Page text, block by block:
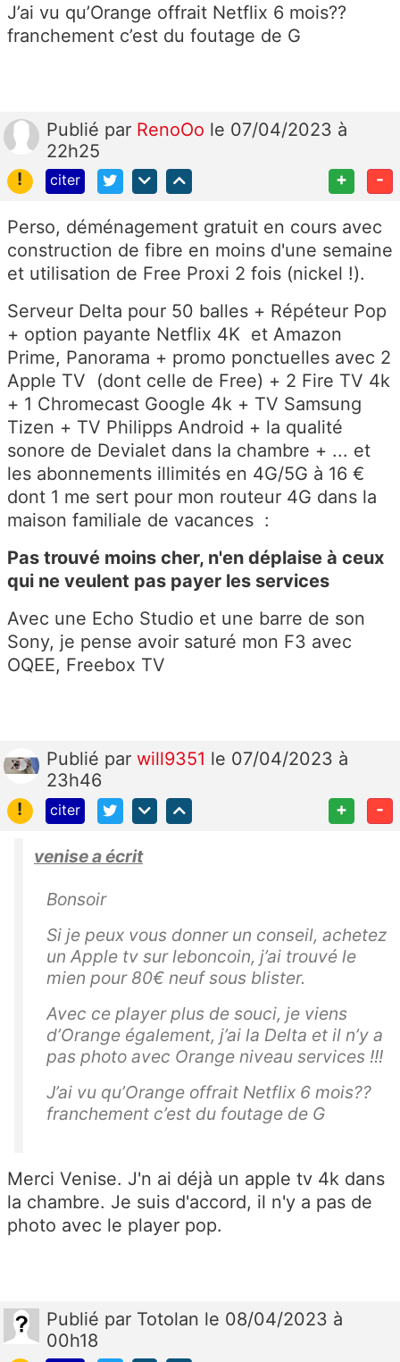
J’ai vu qu’Orange offrait Netflix 6 mois??
franchement c’est du foutage de G
Publié par RenoOo le 07/04/2023 à
22h25
!
citer + -
Perso, déménagement gratuit en cours avec
construction de fibre en moins d'une semaine
et utilisation de Free Proxi 2 fois (nickel !).
Serveur Delta pour 50 balles + Répéteur Pop
+ option payante Netflix 4K et Amazon
Prime, Panorama + promo ponctuelles avec 2
Apple TV (dont celle de Free) + 2 Fire TV 4k
+ 1 Chromecast Google 4k + TV Samsung
Tizen + TV Philipps Android + la qualité
sonore de Devialet dans la chambre + ... et
les abonnements illimités en 4G/5G à 16 €
dont 1 me sert pour mon routeur 4G dans la
maison familiale de vacances :
Pas trouvé moins cher, n'en déplaise à ceux
qui ne veulent pas payer les services
Avec une Echo Studio et une barre de son
Sony, je pense avoir saturé mon F3 avec
OQEE, Freebox TV
Publié par will9351 le 07/04/2023 à
23h46
!
citer + -
venise a écrit
Bonsoir
Si je peux vous donner un conseil, achetez
un Apple tv sur leboncoin, j’ai trouvé le
mien pour 80€ neuf sous blister.
Avec ce player plus de souci, je viens
d’Orange également, j’ai la Delta et il n’y a
pas photo avec Orange niveau services !!!
J’ai vu qu’Orange offrait Netflix 6 mois??
franchement c’est du foutage de G
Merci Venise. J'n ai déjà un apple tv 4k dans
la chambre. Je suis d'accord, il n'y a pas de
photo avec le player pop.
Publié par Totolan le 08/04/2023 à
00h18